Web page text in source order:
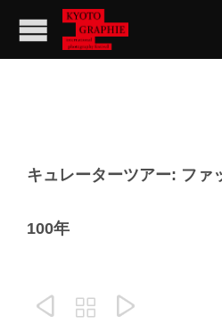
キュレーターツアー: ファ
100年
  